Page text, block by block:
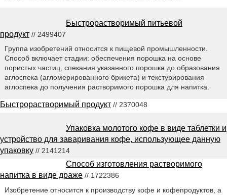
Быстрорастворимый питьевой
продукт // 2499407
Группа изобретений относится к пищевой промышленности.
Способ включает стадии: обеспечения порошка на основе
пористых частиц, спекания указанного порошка до образования
аглоспека (агломерированного брикета) и текстурирования
аглоспека до получения растворимого порошка для напитка.
Быстрорастворимый продукт // 2370048
Упаковка молотого кофе в виде таблетки и
устройство для заваривания кофе, использующее данную
упаковку // 2141214
Способ изготовления растворимого
напитка в виде драже // 1722386
Изобретение относится к производству кофе и кофепродуктов, а